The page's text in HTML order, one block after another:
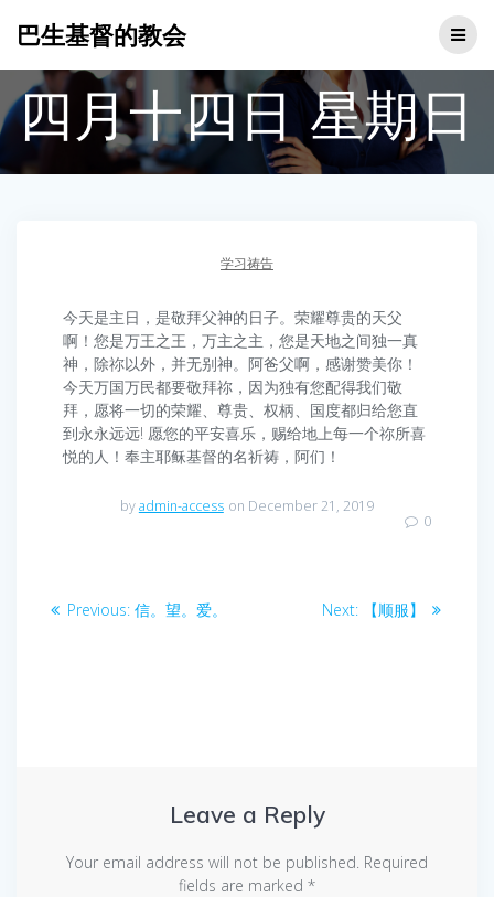
巴生基督的教会
四月十四日 星期日
学习祷告
今天是主日，是敬拜父神的日子。荣耀尊贵的天父
啊！您是万王之王，万主之主，您是天地之间独一真
神，除祢以外，并无别神。阿爸父啊，感谢赞美你！
今天万国万民都要敬拜祢，因为独有您配得我们敬
拜，愿将一切的荣耀、尊贵、权柄、国度都归给您直
到永永远远! 愿您的平安喜乐，赐给地上每一个祢所喜
悦的人！奉主耶稣基督的名祈祷，阿们！
byadmin-access on December 21, 2019
0
PostPrevious: Previous
信。望。爱。 Next:
Next
【顺服】
Leave a Reply
Your email address will not be published. Required
fields are marked *